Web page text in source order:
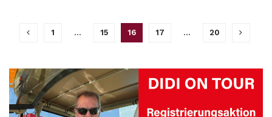
1 … 15 16 17 … 20